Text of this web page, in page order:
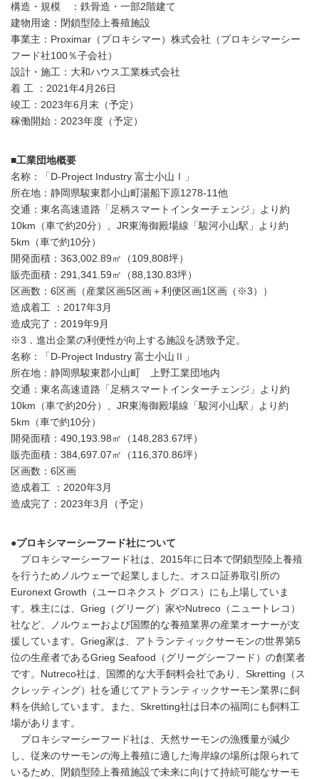
構造・規模 ：鉄骨造・一部2階建て
建物用途：閉鎖型陸上養殖施設
事業主：Proximar（プロキシマー）株式会社（プロキシマーシー
フード社100％子会社）
設計・施工：大和ハウス工業株式会社
着 工 ：2021年4月26日
竣工：2023年6月末（予定）
稼働開始：2023年度（予定）
■工業団地概要
名称：「D-Project Industry 富士小山Ⅰ」
所在地：静岡県駿東郡小山町湯船下原1278‐11他
交通：東名高速道路「足柄スマートインターチェンジ」より約
10km（車で約20分）、JR東海御殿場線「駿河小山駅」より約
5km（車で約10分）
開発面積：363,002.89㎡（109,808坪）
販売面積：291,341.59㎡（88,130.83坪）
区画数：6区画（産業区画5区画＋利便区画1区画（※3））
造成着工 ：2017年3月
造成完了：2019年9月
※3．進出企業の利便性が向上する施設を誘致予定。
名称：「D-Project Industry 富士小山Ⅱ」
所在地：静岡県駿東郡小山町 上野工業団地内
交通：東名高速道路「足柄スマートインターチェンジ」より約
10km（車で約20分）、JR東海御殿場線「駿河小山駅」より約
5km（車で約10分）
開発面積：490,193.98㎡（148,283.67坪）
販売面積：384,697.07㎡（116,370.86坪）
区画数：6区画
造成着工 ：2020年3月
造成完了：2023年3月（予定）
●プロキシマーシーフード社について
プロキシマーシーフード社は、2015年に日本で閉鎖型陸上養殖
を行うためノルウェーで起業しました。オスロ証券取引所の
Euronext Growth（ユーロネクスト グロス）にも上場していま
す。株主には、Grieg（グリーグ）家やNutreco（ニュートレコ）
社など、ノルウェーおよび国際的な養殖業界の産業オーナーが支
援しています。Grieg家は、アトランティックサーモンの世界第5
位の生産者であるGrieg Seafood（グリーグシーフード）の創業者
です。Nutreco社は、国際的な大手飼料会社であり、Skretting（ス
クレッティング）社を通じてアトランティックサーモン業界に飼
料を供給しています。また、Skretting社は日本の福岡にも飼料工
場があります。
プロキシマーシーフード社は、天然サーモンの漁獲量が減少
し、従来のサーモンの海上養殖に適した海岸線の場所は限られて
いるため、閉鎖型陸上養殖施設で未来に向けて持続可能なサーモ